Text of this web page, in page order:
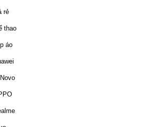
rẻ
thao
áo